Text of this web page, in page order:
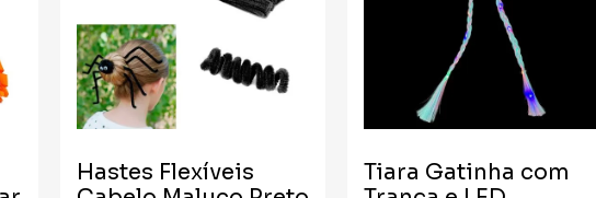
Hastes Flexíveis
Tiara Gatinha com